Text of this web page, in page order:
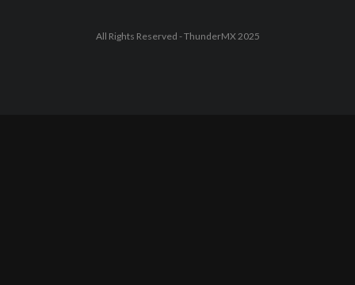
All Rights Reserved - ThunderMX 2025